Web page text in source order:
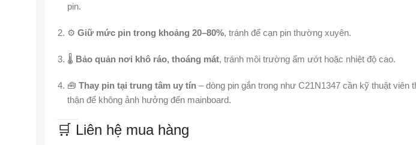
pin.
⚙️ Giữ mức pin trong khoảng 20–80%, tránh để cạn pin thường xuyên.
🌡️ Bảo quản nơi khô ráo, thoáng mát, tránh môi trường ẩm ướt hoặc nhiệt độ cao.
🧰 Thay pin tại trung tâm uy tín – dòng pin gắn trong như C21N1347 cần kỹ thuật viên
thận để không ảnh hưởng đến mainboard.
🛒 Liên hệ mua hàng